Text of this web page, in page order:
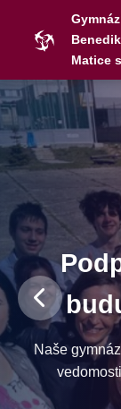
Matice
Naše